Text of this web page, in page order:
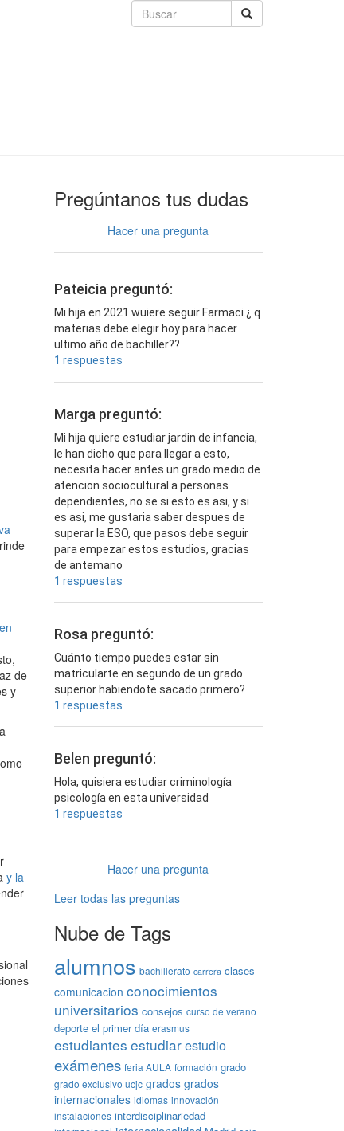
en
de
y
y la
Pregúntanos tus dudas
Hacer una pregunta
Pateicia preguntó:
Mi hija en 2021 wuiere seguir Farmaci.¿ q
materias debe elegir hoy para hacer
ultimo año de bachiller??
1 respuestas
Marga preguntó:
Mi hija quiere estudiar jardin de infancia,
le han dicho que para llegar a esto,
necesita hacer antes un grado medio de
atencion sociocultural a personas
dependientes, no se si esto es asi, y si
es asi, me gustaria saber despues de
superar la ESO, que pasos debe seguir
para empezar estos estudios, gracias
de antemano
1 respuestas
Rosa preguntó:
Cuánto tiempo puedes estar sin
matricularte en segundo de un grado
superior habiendote sacado primero?
1 respuestas
Belen preguntó:
Hola, quisiera estudiar criminología
psicología en esta universidad
1 respuestas
Hacer una pregunta
Leer todas las preguntas
Nube de Tags
alumnos bachillerato carrera clases
comunicacion conocimientos
universitarios consejos curso de verano
deporte el primer día erasmus
estudiantes estudiarestudio
exámenes feria AULA formación grado
grado exclusivo ucjc grados grados
internacionales idiomas innovación
instalaciones interdisciplinariedad